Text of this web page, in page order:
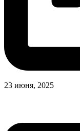
23 июня, 2025